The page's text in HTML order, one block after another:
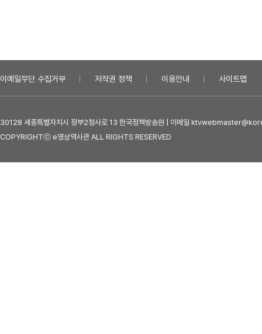
이메일무단 수집거부 저작권 정책 이용안내 사이트맵
30128 세종특별자치시 정부2청사로 13 한국정책방송원 | 이메일
COPYRIGHTⓒ e영상역사관 ALL RIGHTS RESERVED